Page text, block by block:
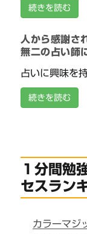
続きを読む
人から感謝さ
無二の占い師
占いに興味を
続きを読む
１分間勉
セスラン
カラーマジ